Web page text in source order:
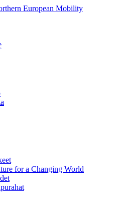
European Mobility
for a Changing World